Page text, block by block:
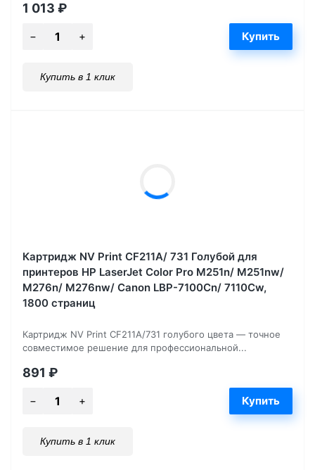
1 013 ₽
Купить в 1 клик
Картридж NV Print CF211A/ 731 Голубой для
принтеров HP LaserJet Color Pro M251n/ M251nw/
M276n/ M276nw/ Canon LBP-7100Cn/ 7110Cw,
1800 страниц
Картридж NV Print CF211A/731 голубого цвета — точное
совместимое решение для профессиональной...
891 ₽
Купить в 1 клик